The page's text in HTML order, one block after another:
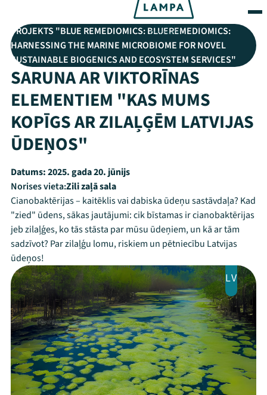
PROJEKTS "BLUE REMEDIOMICS: BLUEREMEDIOMICS:
HARNESSING THE MARINE MICROBIOME FOR NOVEL
SUSTAINABLE BIOGENICS AND ECOSYSTEM SERVICES"
SARUNA AR VIKTORĪNAS
ELEMENTIEM "KAS MUMS
KOPĪGS AR ZILAĻĢĒM LATVIJAS
ŪDEŅOS"
Datums:2025. gada 20. jūnijs
Norises vieta:Zili zaļā sala
Cianobaktērijas – kaitēklis vai dabiska ūdeņu sastāvdaļa? Kad
"zied" ūdens, sākas jautājumi: cik bīstamas ir cianobaktērijas
jeb zilaļģes, ko tās stāsta par mūsu ūdeņiem, un kā ar tām
sadzīvot? Par zilaļģu lomu, riskiem un pētniecību Latvijas
ūdeņos!
LV